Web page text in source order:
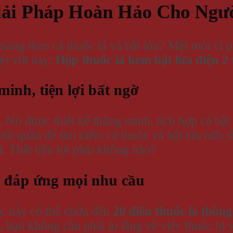
Pháp Hoàn Hảo Cho
theo cả thuốc lá và bật lửa? Mệt mỏi vì
vời này: Hộp thuốc lá kèm bật lửa điện
tiện lợi bất ngờ
được thiết kế thông minh, tích hợp cả
quần để tìm kiếm cả thuốc và bật lửa nữa
Thật tiện lợi phải không nào?
ứng mọi nhu cầu
này có thể chứa đến 20 điếu thuốc lá
không cần phải lo lắng về việc thuốc bị